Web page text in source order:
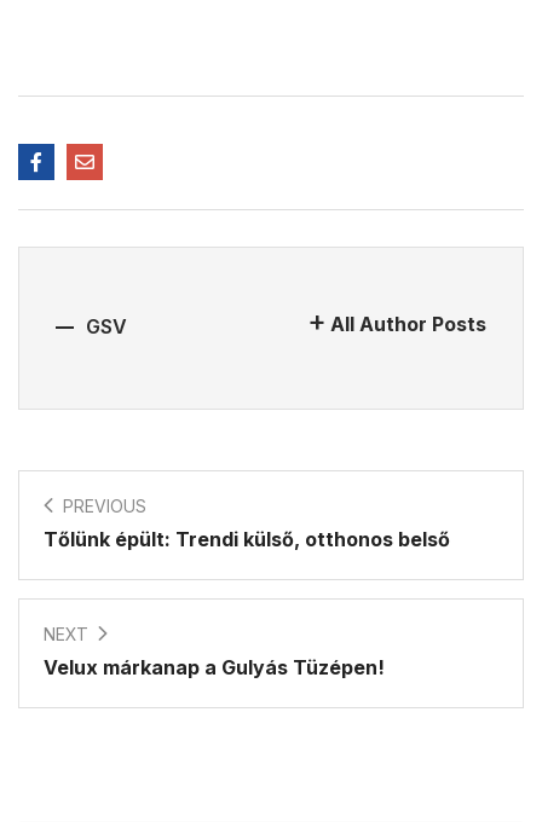
GSV All Author Posts
PREVIOUS
Tőlünk épült: Trendi külső, otthonos belső
NEXT
Velux márkanap a Gulyás Tüzépen!